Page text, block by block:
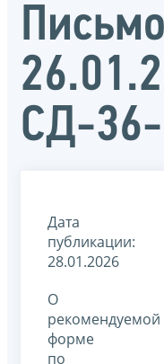
СД-
Дата
публикации:
28.01.2026
О
рекомендуемой
форме
по